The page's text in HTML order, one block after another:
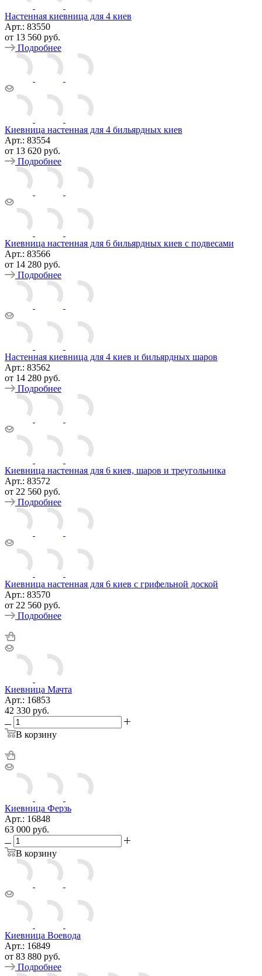
Настенная киевница для 4 киев
Арт.: 83550
от 13 560 руб.
Подробнее
Киевница настенная для 4 бильярдных киев
Арт.: 83554
от 13 620 руб.
Подробнее
Киевница настенная для 6 бильярдных киев с подвесами
Арт.: 83566
от 14 280 руб.
Подробнее
Настенная киевница для 4 киев и бильярдных шаров
Арт.: 83562
от 14 280 руб.
Подробнее
Киевница настенная для 6 киев, шаров и треугольника
Арт.: 83572
от 22 560 руб.
Подробнее
Киевница настенная для 6 киев с грифельной доской
Арт.: 83570
от 22 560 руб.
Подробнее
Киевница Мачта
Арт.: 16853
42 330 руб.
В корзину
Киевница Ферзь
Арт.: 16848
63 000 руб.
В корзину
Киевница Воевода
Арт.: 16849
от 83 880 руб.
Подробнее